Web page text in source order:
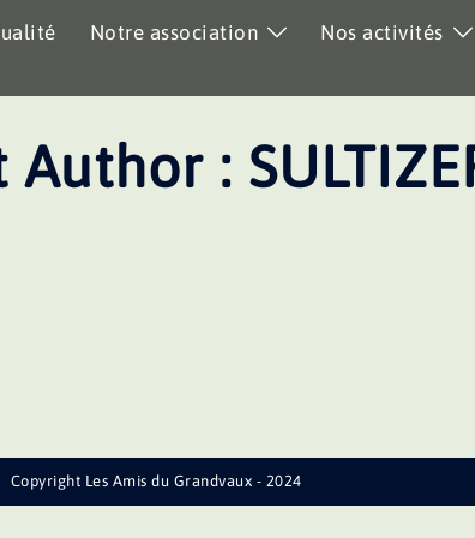
Notre association Nos activités
Author :
Copyright Les Amis du Grandvaux - 2024